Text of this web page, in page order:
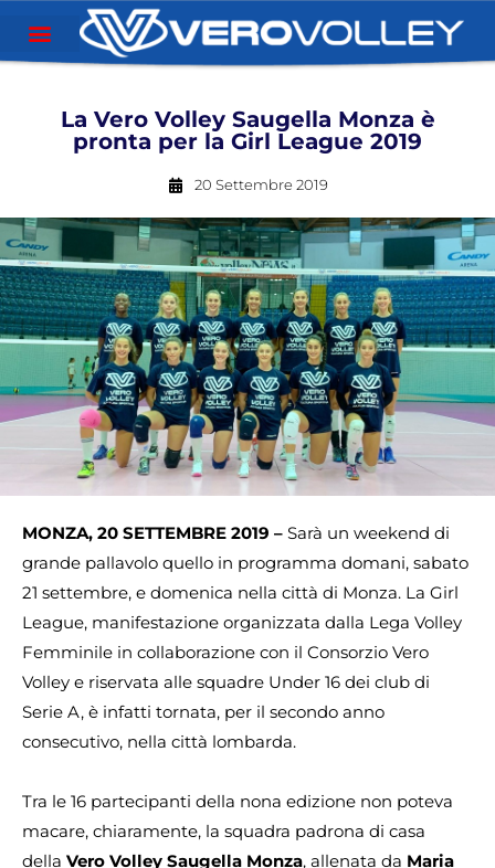
La Vero Volley Saugella Monza è
pronta per la Girl League 2019
20 Settembre 2019
MONZA, 20 SETTEMBRE 2019 – Sarà un weekend di
grande pallavolo quello in programma domani, sabato
21 settembre, e domenica nella città di Monza. La Girl
League, manifestazione organizzata dalla Lega Volley
Femminile in collaborazione con il Consorzio Vero
Volley e riservata alle squadre Under 16 dei club di
Serie A, è infatti tornata, per il secondo anno
consecutivo, nella città lombarda.
Tra le 16 partecipanti della nona edizione non poteva
macare, chiaramente, la squadra padrona di casa
della Vero Volley Saugella Monza, allenata da Maria